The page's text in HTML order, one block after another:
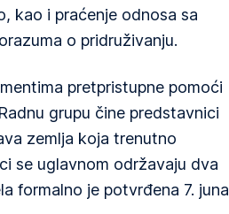
kao i praćenje odnosa sa
o pridruživanju.
pretpristupne pomoći
grupu čine predstavnici
zemlja koja trenutno
se uglavnom održavaju dva
formalno je potvrđena 7. juna